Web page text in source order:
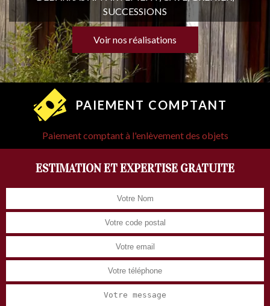
SUCCESSIONS
Voir nos réalisations
PAIEMENT COMPTANT
Paiement comptant à l'enlèvement des objets
ESTIMATION ET EXPERTISE GRATUITE